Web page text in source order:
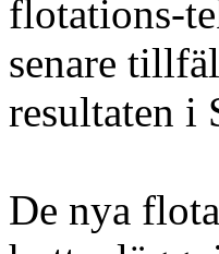
flotations-
senare
resultaten i
De nya